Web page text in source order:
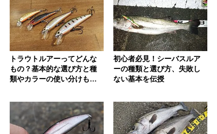
トラウトルアーってどんな
もの？基本的な選び方と種
類やカラーの使い分けも徹
初心者必見！シーバスルア
ーの種類と選び方、失敗し
ない基本を伝授